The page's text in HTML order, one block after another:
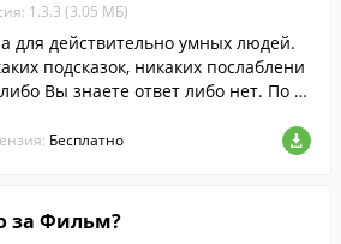
1.3.3 (3.05 МБ)
для действительно умных людей.
подсказок, никаких послаблени
Вы знаете ответ либо нет. По м
).
Бесплатно
за Фильм?